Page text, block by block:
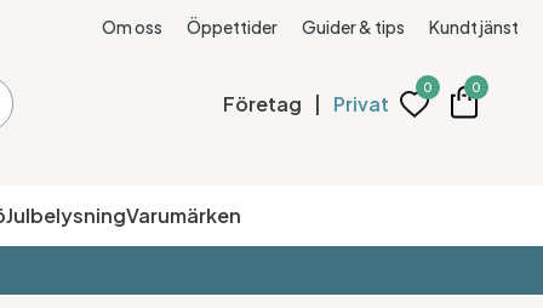
Om oss Öppettider Guider & tips Kundtjänst
Företag | Privat
0 0
JulbelysningVarumärken